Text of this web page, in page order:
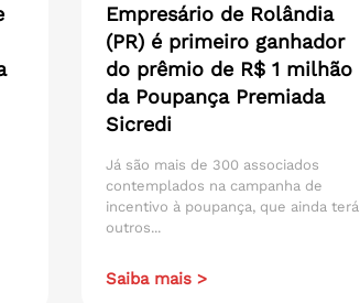
Empresário de Rolândia
(PR) é primeiro ganhador
do prêmio de R$ 1 milhão
da Poupança Premiada
Sicredi
Já são mais de 300 associados
contemplados na campanha de
incentivo à poupança, que ainda terá
outros...
Saiba mais >